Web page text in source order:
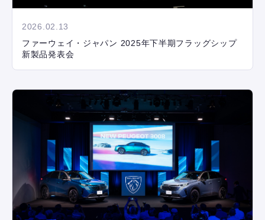
2026.02.13
ファーウェイ・ジャパン 2025年下半期フラッグシップ
新製品発表会